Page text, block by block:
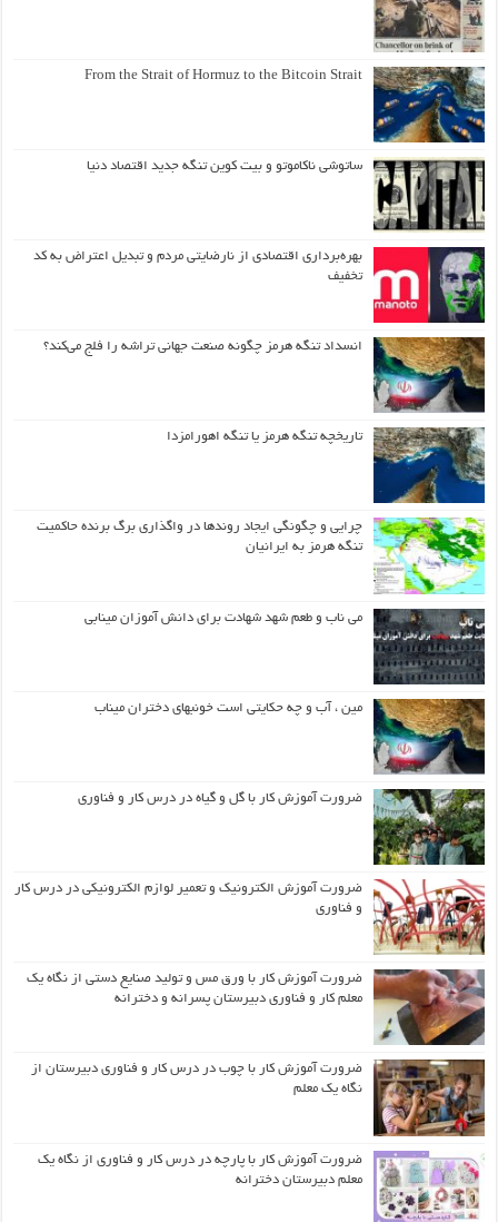
From the Strait of Hormuz to the Bitcoin Strait
ساتوشی ناکاموتو و بیت کوین تنگه جدید اقتصاد دنیا
بهره‌برداری اقتصادی از نارضایتی مردم و تبدیل اعتراض به کد
تخفیف
انسداد تنگه هرمز چگونه صنعت جهانی تراشه را فلج می‌کند؟
تاریخچه تنگه هرمز یا تنگه اهورامزدا
چرایی و چگونگی ایجاد روندها در واگذاری برگ برنده حاکمیت
تنگه هرمز به ایرانیان
می ناب و طعم شهد شهادت برای دانش آموزان مینابی
مین ، آب و چه حکایتی است خونبهای دختران میناب
ضرورت آموزش کار با گل و گیاه در درس کار و فناوری
ضرورت آموزش الکترونیک و تعمیر لوازم الکترونیکی در درس کار
و فناوری
ضرورت آموزش کار با ورق مس و تولید صنایع دستی از نگاه یک
معلم کار و فناوری دبیرستان پسرانه و دخترانه
ضرورت آموزش کار با چوب در درس کار و فناوری دبیرستان از
نگاه یک معلم
ضرورت آموزش کار با پارچه در درس کار و فناوری از نگاه یک
معلم دبیرستان دخترانه